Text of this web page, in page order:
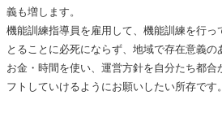
義も増します。
機能訓練指導員を雇用して、機能訓練を行っ
とることに必死にならず、地域で存在意義の
お金・時間を使い、運営方針を自分たち都合
フトしていけるようにお願いしたい所存です。